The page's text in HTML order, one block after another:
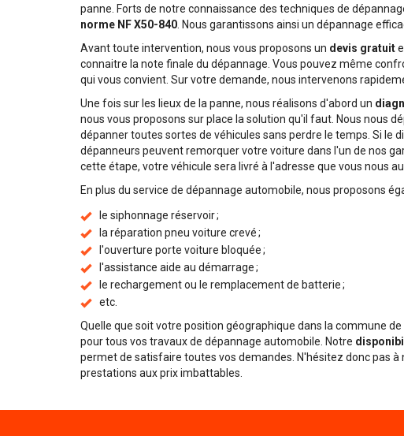
panne. Forts de notre connaissance des techniques de
norme NF X50-840 . Nous garantissons ainsi un dépannage
Avant toute intervention, nous vous proposons un devis gratuit
connaitre la note finale du dépannage. Vous pouvez même
qui vous convient. Sur votre demande, nous intervenons
Une fois sur les lieux de la panne, nous réalisons d'abord un
nous vous proposons sur place la solution qu'il faut. Nous nous
dépanner toutes sortes de véhicules sans perdre le temps. Si le
dépanneurs peuvent remorquer votre voiture dans l'un de nos
cette étape, votre véhicule sera livré à l'adresse que vous nous
En plus du service de dépannage automobile, nous proposons
le siphonnage réservoir ;
la réparation pneu voiture crevé ;
l'ouverture porte voiture bloquée ;
l'assistance aide au démarrage ;
le rechargement ou le remplacement de batterie ;
etc.
Quelle que soit votre position géographique dans la commune
pour tous vos travaux de dépannage automobile. Notre
permet de satisfaire toutes vos demandes. N'hésitez donc pas
prestations aux prix imbattables.